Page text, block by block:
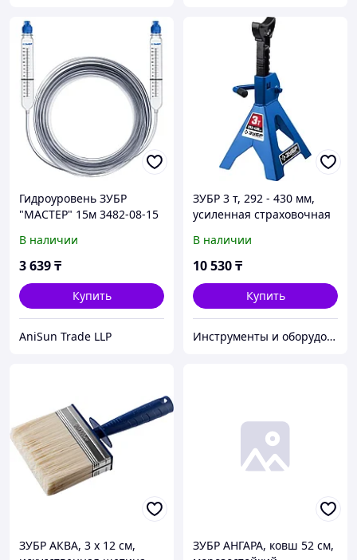
Гидроуровень ЗУБР
"МАСТЕР" 15м 3482-08-15
В наличии
3 639₸
Купить
AniSun Trade LLP
ЗУБР 3 т, 292 - 430 мм,
усиленная страховочная
(43065-3) 43065-3_z01
В наличии
10 530₸
Купить
Инструменты и оборудование StellarTrade
ЗУБР АКВА, 3 х 12 см,
ЗУБР АНГАРА, ковш 52 см,